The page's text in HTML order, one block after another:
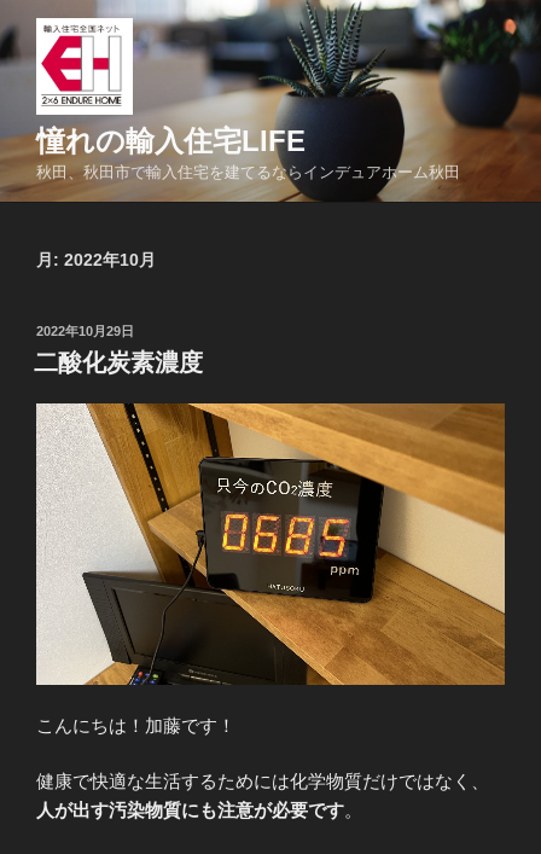
ン
テ
へ
ス
憧れの輸入住宅LIFE
秋田、秋田市で輸入住宅を建てるならインデュアホーム秋田
月: 2022年10月
投
稿
日:
2022年10月29日
二酸化炭素濃度
こんにちは！加藤です！
健康で快適な生活するためには化学物質だけではなく、
人が出す汚染物質にも注意が必要です。